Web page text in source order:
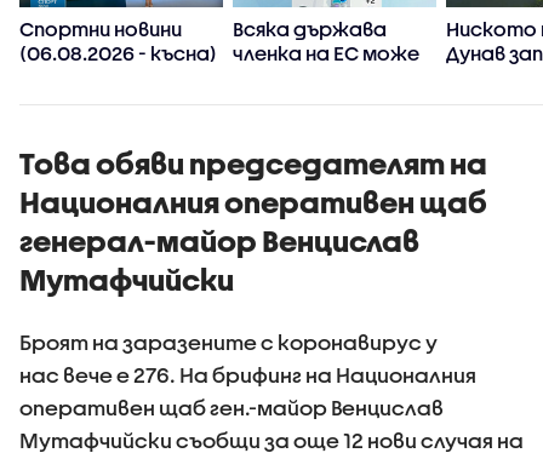
Спортни новини
(06.08.2026 - късна)
Всяка държава
членка на ЕС може
ограничи
информация къде
има проверки на
пътя
Ниското
Дунав
Това обяви председателят на
Националния оперативен щаб
генерал-майор Венцислав
Мутафчийски
Броят на заразените с коронавирус у
нас вече е 276. На брифинг на Националния
оперативен щаб ген.-майор Венцислав
Мутафчийски съобщи за още 12 нови случая на